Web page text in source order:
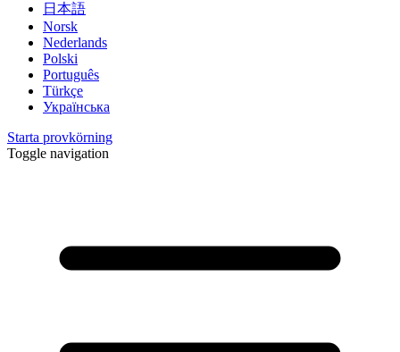
日本語
Norsk
Nederlands
Polski
Português
Türkçe
Українська
Starta provkörning
Toggle navigation